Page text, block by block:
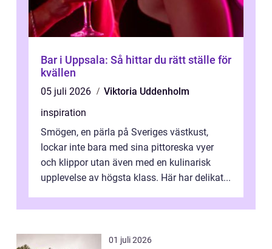
Bar i Uppsala: Så hittar du rätt ställe för
kvällen
05 juli 2026
Viktoria Uddenholm
inspiration
Smögen, en pärla på Sveriges västkust,
lockar inte bara med sina pittoreska vyer
och klippor utan även med en kulinarisk
upplevelse av högsta klass. Här har delikat...
01 juli 2026